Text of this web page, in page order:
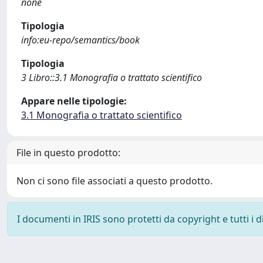
Tipologia
info:eu-repo/semantics/book
Tipologia
3 Libro::3.1 Monografia o trattato scientifico
Appare nelle tipologie:
3.1 Monografia o trattato scientifico
File in questo prodotto:
Non ci sono file associati a questo prodotto.
I documenti in IRIS sono protetti da copyright e tutti i